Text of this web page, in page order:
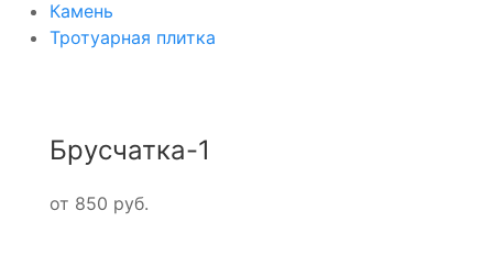
Камень
Тротуарная плитка
Брусчатка-1
от 850 руб.